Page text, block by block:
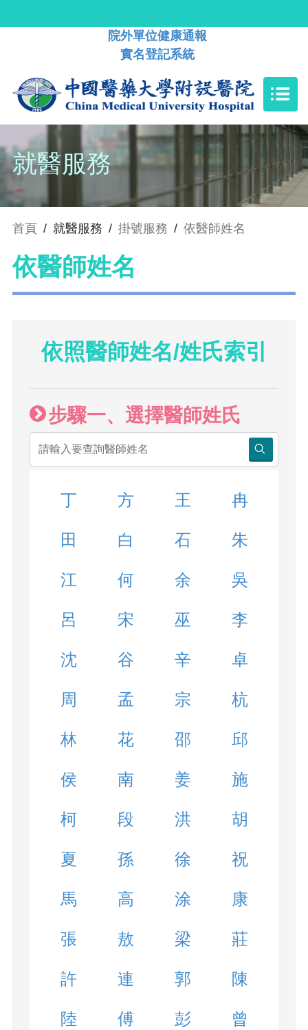
院外單位健康通報
實名登記系統
就醫服務
首頁 / 就醫服務 / 掛號服務 / 依醫師姓名
依醫師姓名
依照醫師姓名/姓氏索引
步驟一、選擇醫師姓氏
丁 方 王 冉
田 白 石 朱
江 何 余 吳
呂 宋 巫 李
沈 谷 辛 卓
周 孟 宗 杭
林 花 邵 邱
侯 南 姜 施
柯 段 洪 胡
夏 孫 徐 祝
馬 高 涂 康
張 敖 梁 莊
許 連 郭 陳
陸 傅 彭 曾